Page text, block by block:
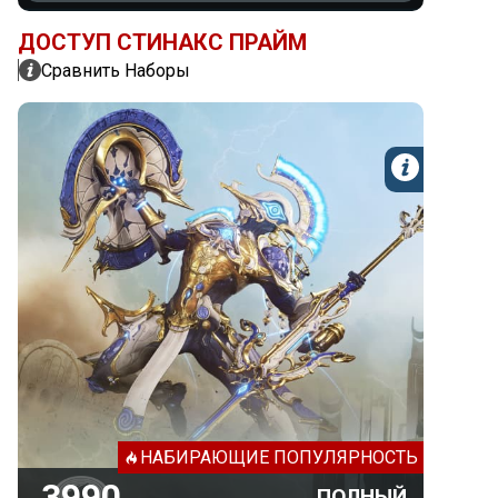
ДОСТУП СТИНАКС ПРАЙМ
Сравнить Наборы
НАБИРАЮЩИЕ ПОПУЛЯРНОСТЬ
3990 Платины
ПОЛНЫЙ
3990 Платины
Стинакс Прайм
Афентис Прайм
Атодай Прайм